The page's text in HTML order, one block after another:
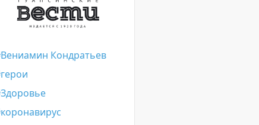
Вениамин Кондратьев
герои
Здоровье
коронавирус